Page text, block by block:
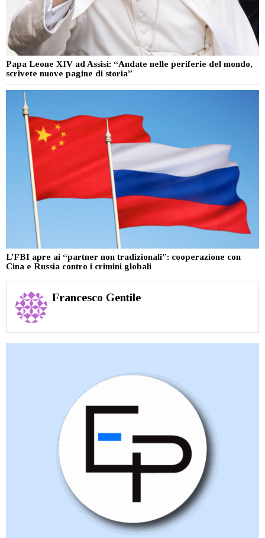
Papa Leone XIV ad Assisi: “Andate nelle periferie del mondo,
scrivete nuove pagine di storia”
L’FBI apre ai “partner non tradizionali”: cooperazione con
Cina e Russia contro i crimini globali
Francesco Gentile